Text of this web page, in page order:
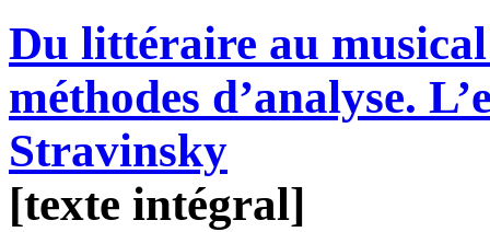
Du littéraire au
méthodes d’analyse.
Stravinsky
[texte intégral]